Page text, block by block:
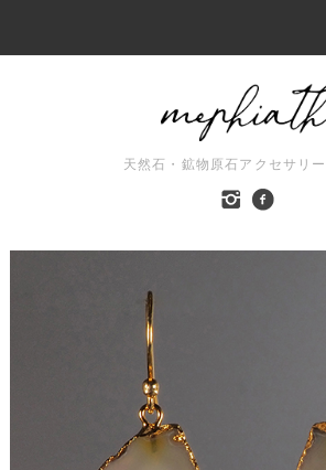
天然石・鉱物原石アクセサリ